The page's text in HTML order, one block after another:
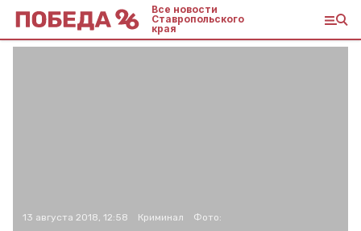
Все новости
Ставропольского
края
13 августа 2018, 12:58 Криминал Фото: